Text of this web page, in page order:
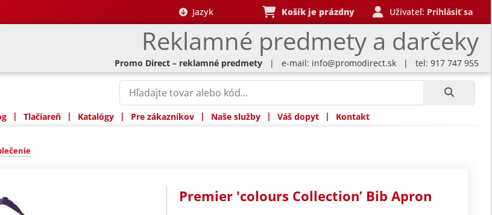
Reklamné predmety a darčeky
Jazyk Košík je prázdny Uživateľ: Prihlásiť sa
Promo Direct – reklamné predmety | e-mail: info@promodirect.sk | tel: 917 747 955
| Tlačiareň | Katalógy | Pre zákazníkov | Naše služby | Váš dopyt | Kontakt
Premier 'colours Collection’ Bib Apron